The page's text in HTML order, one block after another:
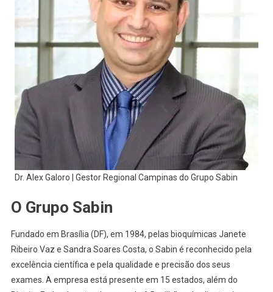
Dr. Alex Galoro | Gestor Regional Campinas do Grupo Sabin
O Grupo Sabin
Fundado em Brasília (DF), em 1984, pelas bioquímicas Janete
Ribeiro Vaz e Sandra Soares Costa, o Sabin é reconhecido pela
excelência científica e pela qualidade e precisão dos seus
exames. A empresa está presente em 15 estados, além do